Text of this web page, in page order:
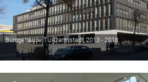
Bürogebäude TU-Darmstadt, 2013 - 2018